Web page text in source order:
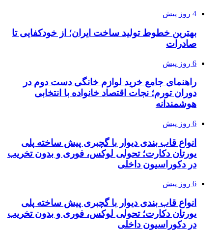
4 روز پیش
بهترین خطوط تولید ساخت ایران؛ از خودکفایی تا
صادرات
6 روز پیش
راهنمای جامع خرید لوازم خانگی دست دوم در
دوران تورم؛ نجات اقتصاد خانواده با انتخابی
هوشمندانه
6 روز پیش
انواع قاب بندی دیوار با گچبری پیش ساخته پلی
یورتان دکارت؛ تحولی لوکس، فوری و بدون تخریب
در دکوراسیون داخلی
6 روز پیش
انواع قاب بندی دیوار با گچبری پیش ساخته پلی
یورتان دکارت؛ تحولی لوکس، فوری و بدون تخریب
در دکوراسیون داخلی